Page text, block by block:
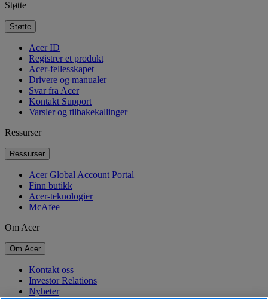
Støtte
Støtte
Acer ID
Registrer et produkt
Acer-fellesskapet
Drivere og manualer
Svar fra Acer
Kontakt Support
Varsler og tilbakekallinger
Ressurser
Ressurser
Acer Global Account Portal
Finn butikk
Acer-teknologier
McAfee
Om Acer
Om Acer
Kontakt oss
Investor Relations
Nyheter
Priser